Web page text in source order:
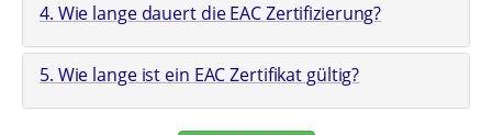
4. Wie lange dauert die EAC Zertifizierung?
5. Wie lange ist ein EAC Zertifikat gültig?